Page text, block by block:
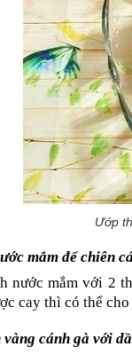
Ướp
mắm để chiên
nước mắm với 2
cay thì có thể
cánh gà với